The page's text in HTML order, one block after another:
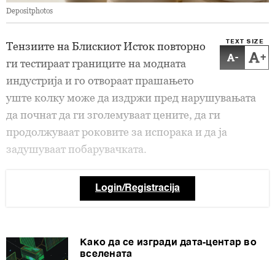
Depositphotos
TEXT SIZE
- +
Тензиите на Блискиот Исток повторно
ги тестираат границите на модната
индустрија и го отвораат прашањето
уште колку може да издржи пред нарушувањата
да почнат да ги зголемуваат цените, да ги
продолжуваат роковите за испорака и да ја
задушуваат побарувачката.
Login/Registracija
Како да се изгради дата-центар во
вселената